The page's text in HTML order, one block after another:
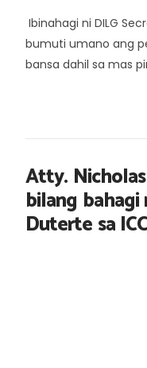
Ibinahagi ni DILG
bumuti umano ang
bansa dahil sa mas
Atty.
bilang
Duterte sa